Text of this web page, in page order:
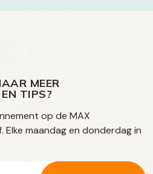
MEER
TIPS?
op de MAX
Elke maandag en donderdag in